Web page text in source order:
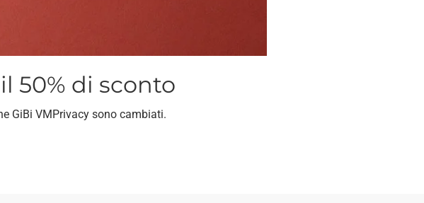
50% di sconto
GiBi VMPrivacy sono cambiati.